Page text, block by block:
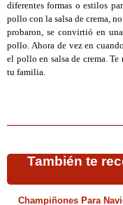
diferentes formas o estilos
pollo con la salsa de crema,
probaron, se convirtió en
pollo. Ahora de vez en
el pollo en salsa de crema.
tu familia.
También te
Champiñones Para